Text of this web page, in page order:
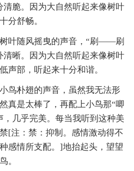
脆。因为大自然听起来像树叶
分舒畅。
叶随风摇曳的声音，“刷——刷
晰。因为大自然听起来像树叶
声部，听起来十分和谐。
鸟朴翅的声音，虽然我无法形
真是太棒了，再配上小鸟那“唧
几乎完美。每当我听到这种美
[注：禁：抑制。感情激动得不
感情所支配。]地抬起头，望望
。